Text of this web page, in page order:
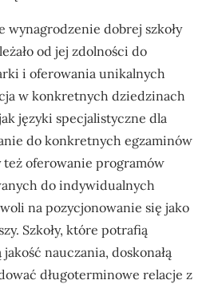
wynagrodzenie dobrej szkoły
od jej zdolności do
i oferowania unikalnych
w konkretnych dziedzinach
języki specjalistyczne dla
do konkretnych egzaminów
oferowanie programów
do indywidualnych
na pozycjonowanie się jako
Szkoły, które potrafią
nauczania, doskonałą
długoterminowe relacje z